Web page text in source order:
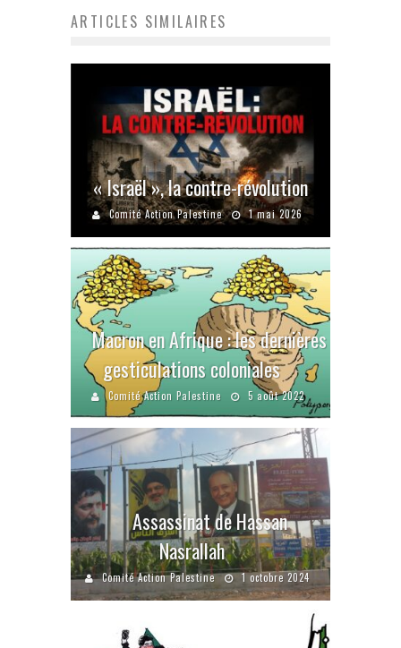
ARTICLES SIMILAIRES
« Israël », la contre-révolution
Comité Action Palestine 1 mai 2026
Macron en Afrique : les dernières
gesticulations coloniales
Comité Action Palestine 5 août 2022
Assassinat de Hassan
Nasrallah
Comité Action Palestine 1 octobre 2024